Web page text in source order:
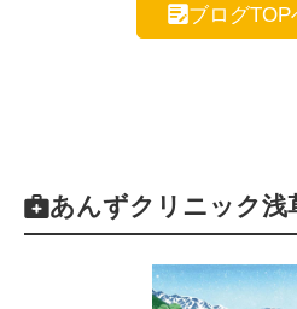
ブログTOP
あんずクリニック浅